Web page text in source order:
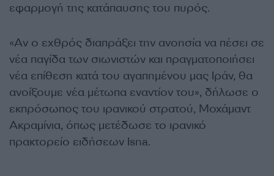
εφαρμογή της κατάπαυσης του πυρός.
«Αν ο εχθρός διαπράξει την ανοησία να πέσει σε
νέα παγίδα των σιωνιστών και πραγματοποιήσει
νέα επίθεση κατά του αγαπημένου μας Ιράν, θα
ανοίξουμε νέα μέτωπα εναντίον του», δήλωσε ο
εκπρόσωπος του ιρανικού στρατού, Μοχάμαντ
Ακραμίνια, όπως μετέδωσε το ιρανικό
πρακτορείο ειδήσεων Isna.